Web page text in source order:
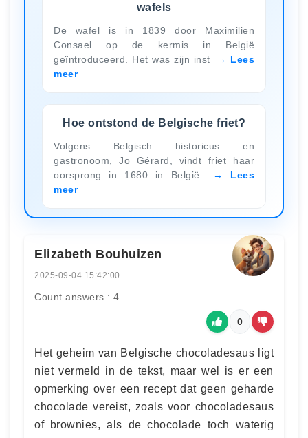
wafels
De wafel is in 1839 door Maximilien
Consael op de kermis in België
geïntroduceerd. Het was zijn inst
Lees
meer
Hoe ontstond de Belgische friet?
Volgens Belgisch historicus en
gastronoom, Jo Gérard, vindt friet haar
oorsprong in 1680 in België.
Lees
meer
Elizabeth Bouhuizen
2025-09-04 15:42:00
Count answers : 4
0
Het geheim van Belgische chocoladesaus ligt
niet vermeld in de tekst, maar wel is er een
opmerking over een recept dat geen geharde
chocolade vereist, zoals voor chocoladesaus
of brownies, als de chocolade toch waterig